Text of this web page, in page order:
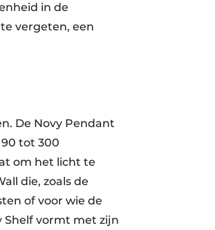
in de
vergeten, een
De Novy Pendant
tot 300
om het licht te
die, zoals de
of voor wie de
Shelf vormt met zijn